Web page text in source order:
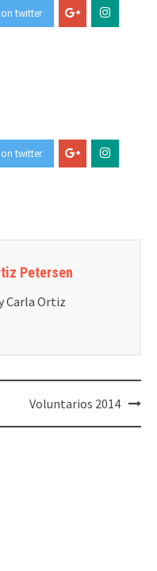
twitter
twitter
Petersen
Carla Ortiz
Voluntarios 2014